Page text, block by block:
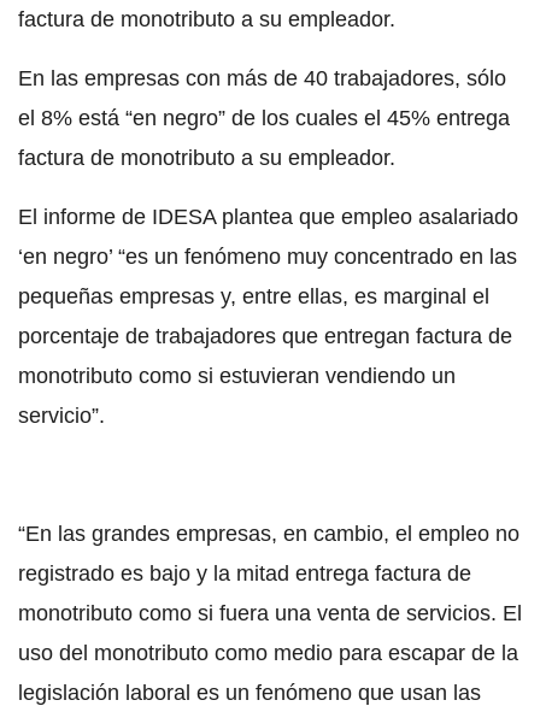
factura de monotributo a su empleador.
En las empresas con más de 40 trabajadores, sólo
el 8% está “en negro” de los cuales el 45% entrega
factura de monotributo a su empleador.
El informe de IDESA plantea que empleo asalariado
‘en negro’ “es un fenómeno muy concentrado en las
pequeñas empresas y, entre ellas, es marginal el
porcentaje de trabajadores que entregan factura de
monotributo como si estuvieran vendiendo un
servicio”.
“En las grandes empresas, en cambio, el empleo no
registrado es bajo y la mitad entrega factura de
monotributo como si fuera una venta de servicios. El
uso del monotributo como medio para escapar de la
legislación laboral es un fenómeno que usan las